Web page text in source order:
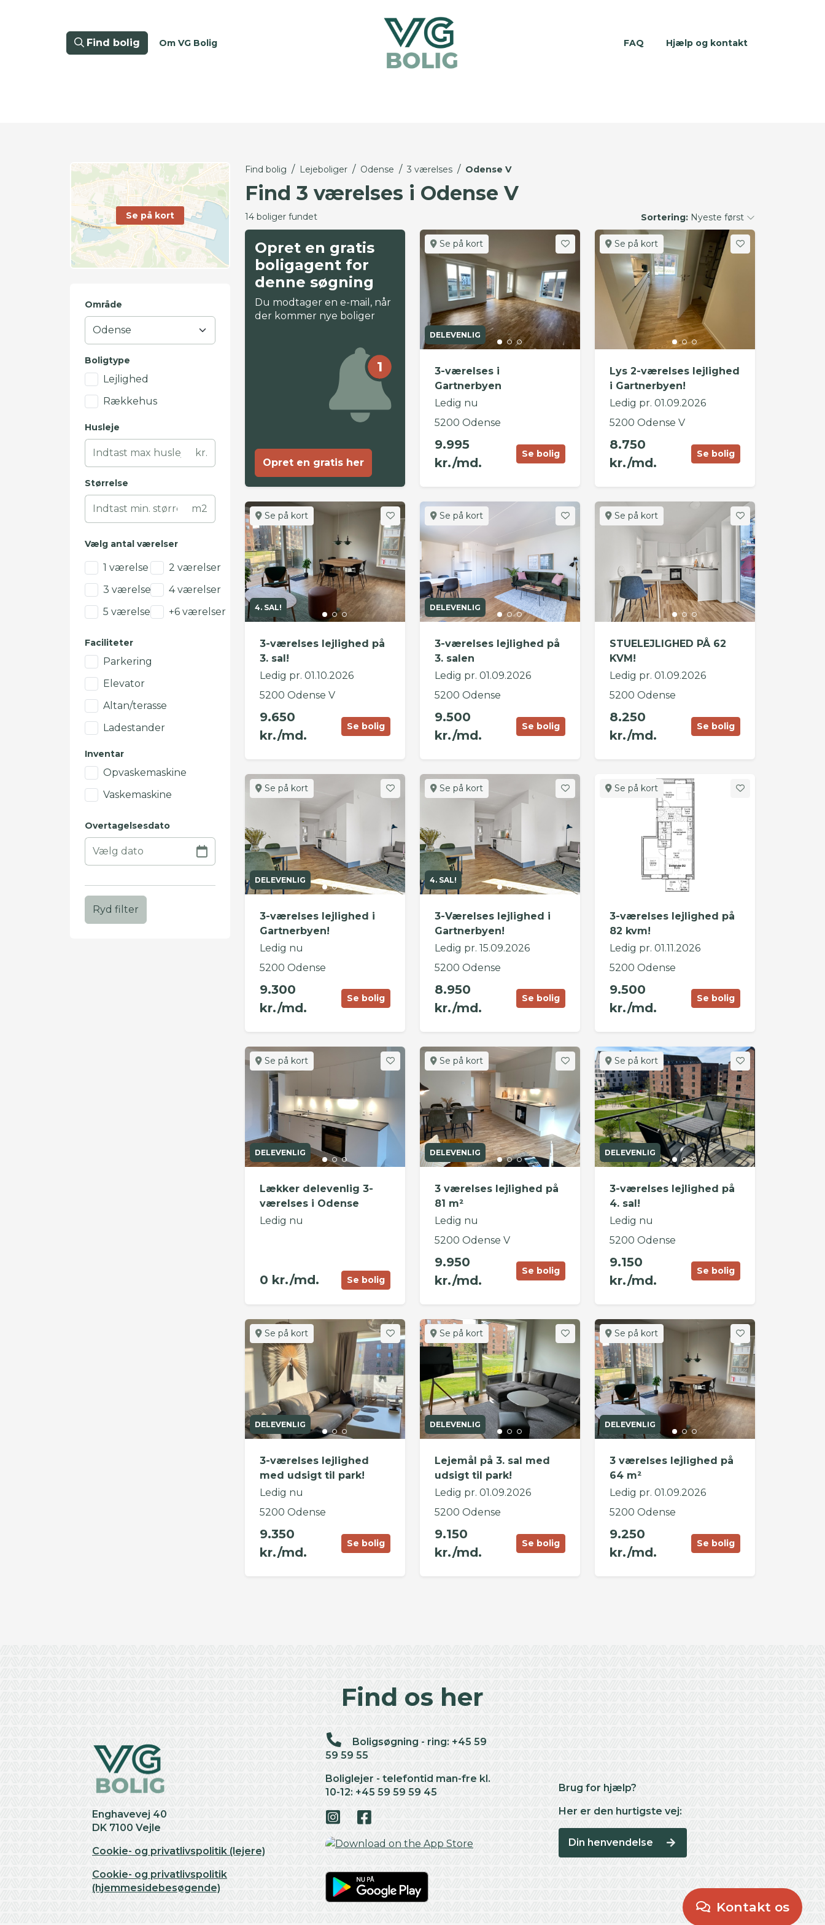
Find bolig Om VG Bolig FAQ Hjælp og kontakt
Se på kort
Område
Boligtype
Lejlighed
Rækkehus
Husleje
kr.
Størrelse
m2
Vælg antal værelser
1 værelse
2 værelser
3 værelser
4 værelser
5 værelser
+6 værelser
Faciliteter
Parkering
Elevator
Altan/terasse
Ladestander
Inventar
Opvaskemaskine
Vaskemaskine
Overtagelsesdato
Ryd filter
Find bolig / Lejeboliger / Odense / 3 værelses / Odense V
Find 3 værelses i Odense V
14 boliger fundet Sortering: Nyeste først
Opret en gratis
boligagent for
denne søgning
Du modtager en e-mail, når
der kommer nye boliger
1
Opret en gratis her
Se på kort
DELEVENLIG
3-værelses i
Gartnerbyen
Ledig nu
5200 Odense
9.995
kr./md.
Se bolig
Se på kort
Lys 2-værelses lejlighed
i Gartnerbyen!
Ledig pr. 01.09.2026
5200 Odense V
8.750
kr./md.
Se bolig
Se på kort
4. SAL!
3-værelses lejlighed på
3. sal!
Ledig pr. 01.10.2026
5200 Odense V
9.650
kr./md.
Se bolig
Se på kort
DELEVENLIG
3-værelses lejlighed på
3. salen
Ledig pr. 01.09.2026
5200 Odense
9.500
kr./md.
Se bolig
Se på kort
STUELEJLIGHED PÅ 62
KVM!
Ledig pr. 01.09.2026
5200 Odense
8.250
kr./md.
Se bolig
Se på kort
DELEVENLIG
3-værelses lejlighed i
Gartnerbyen!
Ledig nu
5200 Odense
9.300
kr./md.
Se bolig
Se på kort
4. SAL!
3-Værelses lejlighed i
Gartnerbyen!
Ledig pr. 15.09.2026
5200 Odense
8.950
kr./md.
Se bolig
Se på kort
3-værelses lejlighed på
82 kvm!
Ledig pr. 01.11.2026
5200 Odense
9.500
kr./md.
Se bolig
Se på kort
DELEVENLIG
Lækker delevenlig 3-
værelses i Odense
Ledig nu
0 kr./md. Se bolig
Se på kort
DELEVENLIG
3 værelses lejlighed på
81 m²
Ledig nu
5200 Odense V
9.950
kr./md.
Se bolig
Se på kort
DELEVENLIG
3-værelses lejlighed på
4. sal!
Ledig nu
5200 Odense
9.150
kr./md.
Se bolig
Se på kort
DELEVENLIG
3-værelses lejlighed
med udsigt til park!
Ledig nu
5200 Odense
9.350
kr./md.
Se bolig
Se på kort
DELEVENLIG
Lejemål på 3. sal med
udsigt til park!
Ledig pr. 01.09.2026
5200 Odense
9.150
kr./md.
Se bolig
Se på kort
DELEVENLIG
3 værelses lejlighed på
64 m²
Ledig pr. 01.09.2026
5200 Odense
9.250
kr./md.
Se bolig
Find os her
Enghavevej 40
DK 7100 Vejle
Cookie- og privatlivspolitik (lejere)
Cookie- og privatlivspolitik
(hjemmesidebesøgende)
Boligsøgning - ring: +45 59
59 59 55
Boliglejer - telefontid man-fre kl.
10-12: +45 59 59 59 45
Brug for hjælp?
Her er den hurtigste vej:
Din henvendelse
Kontakt os